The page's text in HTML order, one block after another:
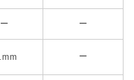
ー ー
ー